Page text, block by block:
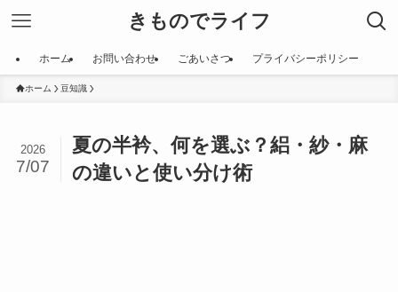
きものでライフ
ホーム お問い合わせ ごあいさつ プライバシーポリシー
ホーム 豆知識
夏の半衿、何を選ぶ？絽・紗・麻
の違いと使い分け術
2026
7/07